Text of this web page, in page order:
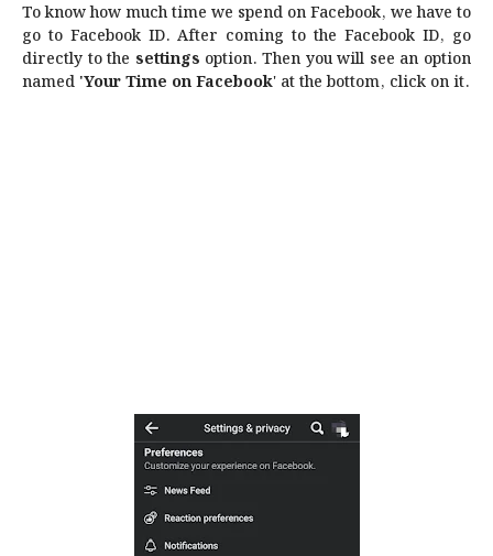
To know how much time we spend on Facebook, we have to
go to Facebook ID. After coming to the Facebook ID, go
directly to the settings option. Then you will see an option
named 'Your Time on Facebook' at the bottom, click on it.